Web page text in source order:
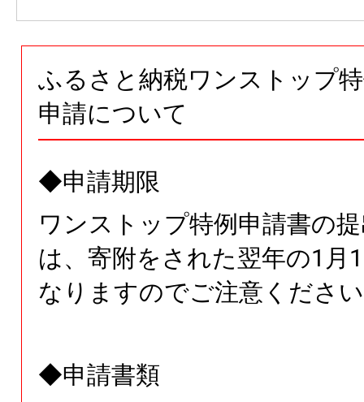
ふるさと納税ワンストップ
申請について
◆申請期限
ワンストップ特例申請書の
は、寄附をされた翌年の1月
なりますのでご注意くださ
◆申請書類